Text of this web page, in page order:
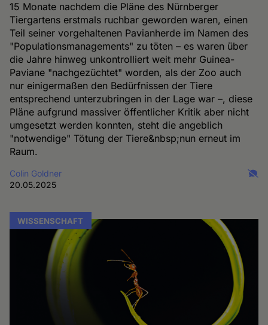
15 Monate nachdem die Pläne des Nürnberger
Tiergartens erstmals ruchbar geworden waren, einen
Teil seiner vorgehaltenen Pavianherde im Namen des
"Populationsmanagements" zu töten – es waren über
die Jahre hinweg unkontrolliert weit mehr Guinea-
Paviane "nachgezüchtet" worden, als der Zoo auch
nur einigermaßen den Bedürfnissen der Tiere
entsprechend unterzubringen in der Lage war –, diese
Pläne aufgrund massiver öffentlicher Kritik aber nicht
umgesetzt werden konnten, steht die angeblich
"notwendige" Tötung der Tiere&nbsp;nun erneut im
Raum.
Colin Goldner
20.05.2025
WISSENSCHAFT